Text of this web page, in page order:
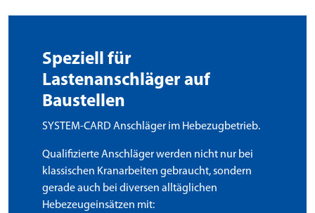
Speziell für
Lastenanschläger auf
Baustellen
SYSTEM-CARD Anschläger im Hebezugbetrieb.
Qualifizierte Anschläger werden nicht nur bei
klassischen Kranarbeiten gebraucht, sondern
gerade auch bei diversen alltäglichen
Hebezeugeinsätzen mit: